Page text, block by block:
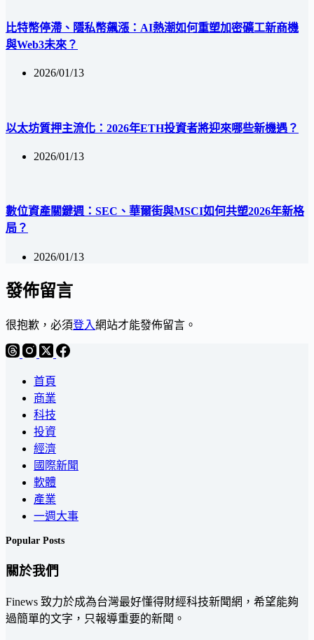
比特幣停滯、隱私幣飆漲：AI熱潮如何重塑加密礦工新商機
與Web3未來？
2026/01/13
以太坊質押主流化：2026年ETH投資者將迎來哪些新機遇？
2026/01/13
數位資產關鍵週：SEC、華爾街與MSCI如何共塑2026年新格
局？
2026/01/13
發佈留言
很抱歉，必須登入網站才能發佈留言。
首頁
商業
科技
投資
經濟
國際新聞
軟體
產業
一週大事
Popular Posts
關於我們
Finews 致力於成為台灣最好懂得財經科技新聞網，希望能夠
過簡單的文字，只報導重要的新聞。